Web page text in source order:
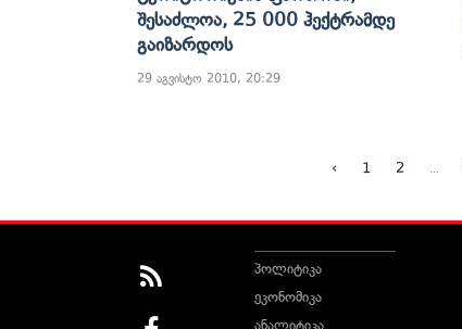
Შესაძლოა, 25 000 Ჰექტრამდე
Გაიზარდოს
29 აგვისტო 2010, 20:29
‹ 1 2
პოლიტიკა
ეკონომიკა
ანალიტიკა